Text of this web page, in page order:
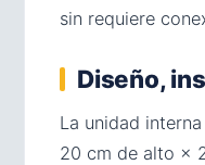
sin requiere
Diseño,
La unidad
20 cm de alto ×